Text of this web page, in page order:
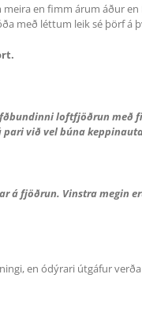
en fimm árum áður
með léttum leik sé þörf á
loftfjöðrun
pari við vel búna
á fjöðrun. Vinstra megin
en ódýrari útgáfur